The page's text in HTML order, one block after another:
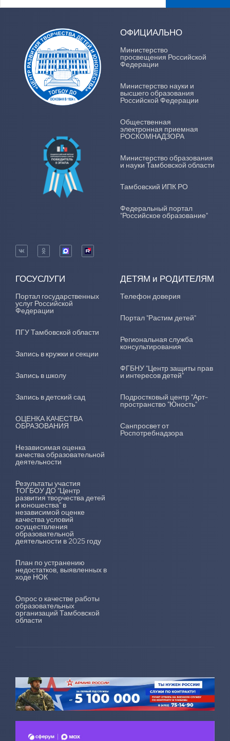
ОФИЦИАЛЬНО
Министерство
просвещения Российской
Федерации
Министерство науки и
высшего образования
Российской Федерации
Общественная
электронная приемная
РОСКОМНАДЗОРА
Министерство образования
и науки Тамбовской области
Тамбовский ИПК РО
Федеральный портал
"Российское образование"
ГОСУСЛУГИ
Портал государственных
услуг Российской
Федерации
ПГУ Тамбовской области
Запись в кружки и секции
Запись в школу
Запись в детский сад
ОЦЕНКА КАЧЕСТВА
ОБРАЗОВАНИЯ
Независимая оценка
качества образовательной
деятельности
Результаты участия
ТОГБОУ ДО "Центр
развития творчества детей
и юношества" в
независимой оценке
качества условий
осуществления
образовательной
деятельности в 2025 году
План по устранению
недостатков, выявленных в
ходе НОК
Опрос о качестве работы
образовательных
организаций Тамбовской
области
ДЕТЯМ и РОДИТЕЛЯМ
Телефон доверия
Портал "Растим детей"
Региональная служба
консультирования
ФГБНУ "Центр защиты прав
и интересов детей"
Подростковый центр "Арт-
пространство "Юность"
Санпросвет от
Роспотребнадзора